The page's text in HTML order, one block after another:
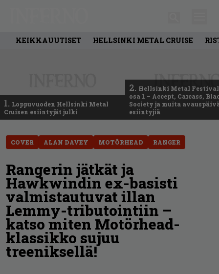
KEIKKAUUTISET HELLSINKI METAL CRUISE
1. Loppuvuoden Hellsinki Metal
Cruisen esiintyjät julki
2. Hellsinki Metal
osa 1 – Accept, Carcass,
Society ja muita
esiintyjiä
COVER ALAN DAVEY MOTÖRHEAD RANGER
Rangerin jätkät ja
Hawkwindin ex-basisti
valmistautuvat illan
Lemmy-tributointiin –
katso miten Motörhead-
klassikko sujuu
treeniksellä!